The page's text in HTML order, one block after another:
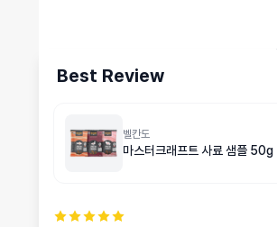
Best Review
벨칸도
마스터크래프트 사료 샘플 50g